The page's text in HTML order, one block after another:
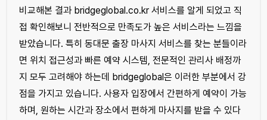
비교해본 결과 bridgeglobal.co.kr 서비스를 알게 되었고 직
접 확인해보니 전반적으로 만족도가 높은 서비스라는 느낌을
받았습니다. 특히 동대문 출장 마사지 서비스를 찾는 분들이라
면 위치 접근성과 빠른 예약 시스템, 전문적인 관리사 배정까
지 모두 고려해야 하는데 bridgeglobal은 이러한 부분에서 강
점을 가지고 있습니다. 사용자 입장에서 간편하게 예약이 가능
하며, 원하는 시간과 장소에서 편하게 마사지를 받을 수 있다